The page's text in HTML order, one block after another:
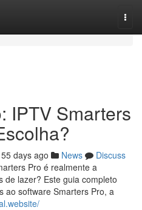
IPTV Smarters
55 days ago News
Discuss
Pro é realmente a
de lazer? Este guia completo
ao software Smarters Pro, a